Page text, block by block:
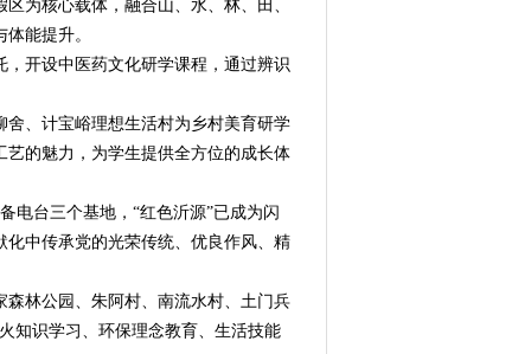
为核心载体，融合山、水、林、田、
能提升。
开设中医药文化研学课程，通过辨识
、计宝峪理想生活村为乡村美育研学
的魅力，为学生提供全方位的成长体
台三个基地，“红色沂源”已成为闪
中传承党的光荣传统、优良作风、精
林公园、朱阿村、南流水村、土门兵
知识学习、环保理念教育、生活技能